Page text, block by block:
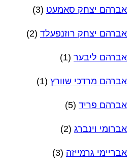
אברהם יצחק סאמעט (3)
אברהם יצחק רוזנפעלד (2)
אברהם ליבער (1)
אברהם מרדכי שוורץ (1)
אברהם פריד (5)
אברומי וינברג (2)
אבריימי גרמייזה (3)